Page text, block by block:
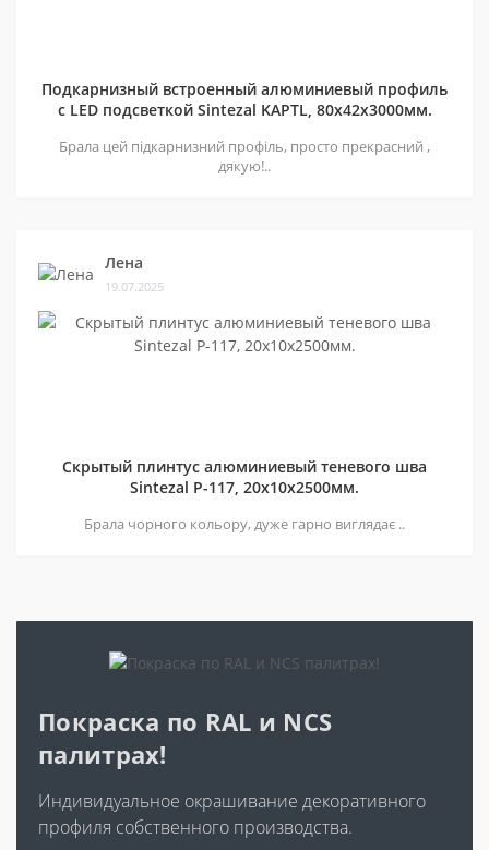
Подкарнизный встроенный алюминиевый профиль
с LED подсветкой Sintezal KAPTL, 80х42x3000мм.
Брала цей підкарнизний профіль, просто прекрасний ,
дякую!..
Лена
19.07.2025
Скрытый плинтус алюминиевый теневого шва
Sintezal P-117, 20х10х2500мм.
Брала чорного кольору, дуже гарно виглядає ..
Покраска по RAL и NCS
палитрах!
Индивидуальное окрашивание декоративного
профиля собственного производства.